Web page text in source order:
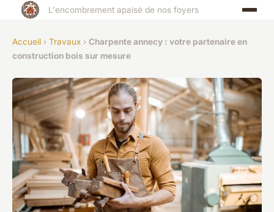
L'encombrement apaisé de nos foyers
Accueil › Travaux › Charpente annecy : votre partenaire en
construction bois sur mesure